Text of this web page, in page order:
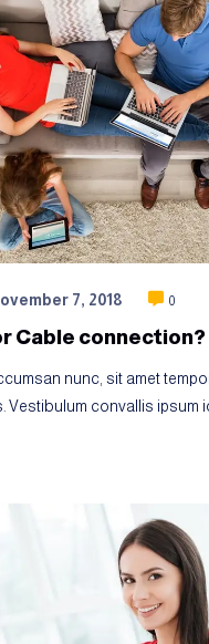
7, 2018 0
Cable connection?
nunc, sit amet
Vestibulum convallis ipsum